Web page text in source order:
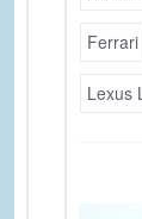
Ferrari
Lexus